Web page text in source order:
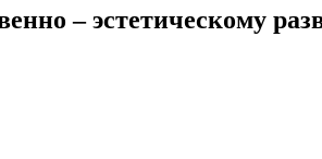
– эстетическому